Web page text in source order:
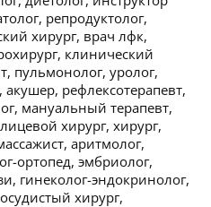
репродуктолог,
хирург, врач лфк,
клинический
пульмонолог, уролог,
акушер, рефлексотерапевт,
мануальный терапевт,
хирург, хирург,
аритмолог,
ортопед, эмбриолог,
гинеколог-эндокринолог,
хирург,